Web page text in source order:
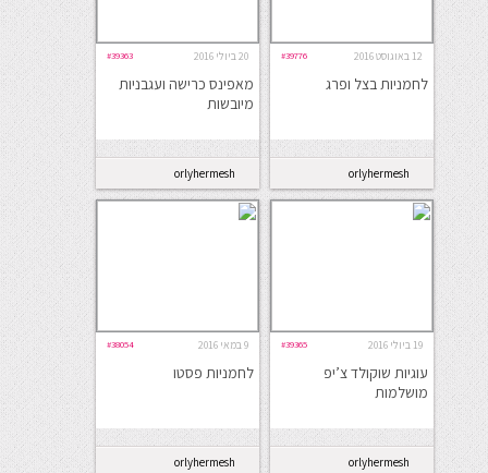
12 באוגוסט 2016 #39776
לחמניות בצל ופרג
orlyhermesh
20 ביולי 2016 #39363
מאפינס כרישה ועגבניות
מיובשות
orlyhermesh
19 ביולי 2016 #39365
עוגיות שוקולד צ’יפ
מושלמות
orlyhermesh
9 במאי 2016 #38054
לחמניות פסטו
orlyhermesh